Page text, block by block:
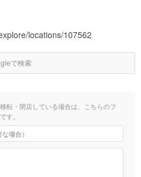
locations/107562
で検索
転・閉店している場合は、こちらのフ
す。